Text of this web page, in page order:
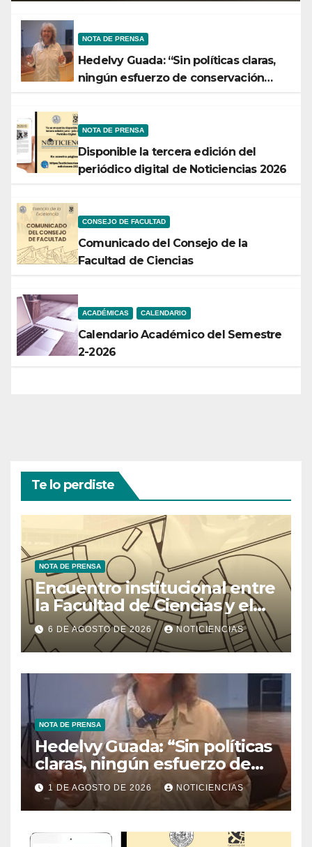
NOTA DE PRENSA
Hedelvy Guada: “Sin políticas claras,
ningún esfuerzo de conservación
NOTA DE PRENSA
Disponible la tercera edición del
periódico digital de Noticiencias 2026
CONSEJO DE FACULTAD
Comunicado del Consejo de la
Facultad de Ciencias
ACADÉMICAS CALENDARIO
Calendario Académico del Semestre
2-2026
Te lo perdiste
NOTA DE PRENSA
Encuentro institucional entre
la Facultad de Ciencias y el
Ministerio de Ciencia y
Tecnología
6 DE AGOSTO DE 2026 NOTICIENCIAS
NOTA DE PRENSA
Hedelvy Guada: “Sin políticas
claras, ningún esfuerzo de
conservación rendirá frutos”
1 DE AGOSTO DE 2026 NOTICIENCIAS